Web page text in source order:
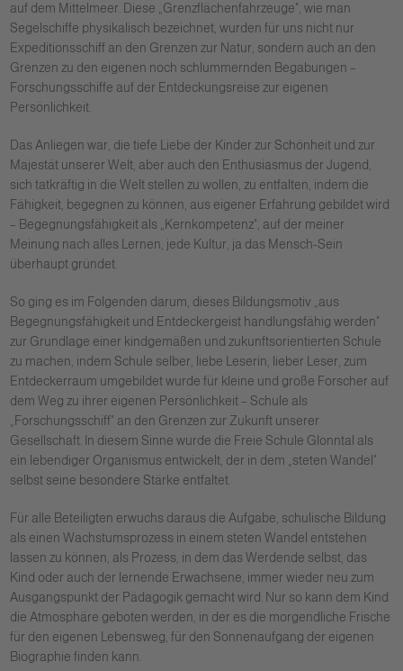
auf dem Mittelmeer. Diese „Grenzflächenfahrzeuge", wie man
Segelschiffe physikalisch bezeichnet, wurden für uns nicht nur
Expeditionsschiff an den Grenzen zur Natur, sondern auch an den
Grenzen zu den eigenen noch schlummernden Begabungen –
Forschungsschiffe auf der Entdeckungsreise zur eigenen
Persönlichkeit.
Das Anliegen war, die tiefe Liebe der Kinder zur Schönheit und zur
Majestät unserer Welt, aber auch den Enthusiasmus der Jugend,
sich tatkräftig in die Welt stellen zu wollen, zu entfalten, indem die
Fähigkeit, begegnen zu können, aus eigener Erfahrung gebildet wird
– Begegnungsfähigkeit als „Kernkompetenz", auf der meiner
Meinung nach alles Lernen, jede Kultur, ja das Mensch-Sein
überhaupt gründet.
So ging es im Folgenden darum, dieses Bildungsmotiv „aus
Begegnungsfähigkeit und Entdeckergeist handlungsfähig werden"
zur Grundlage einer kindgemäßen und zukunftsorientierten Schule
zu machen, indem Schule selber, liebe Leserin, lieber Leser, zum
Entdeckerraum umgebildet wurde für kleine und große Forscher auf
dem Weg zu ihrer eigenen Persönlichkeit – Schule als
„Forschungsschiff" an den Grenzen zur Zukunft unserer
Gesellschaft. In diesem Sinne wurde die Freie Schule Glonntal als
ein lebendiger Organismus entwickelt, der in dem „steten Wandel"
selbst seine besondere Stärke entfaltet.
Für alle Beteiligten erwuchs daraus die Aufgabe, schulische Bildung
als einen Wachstumsprozess in einem steten Wandel entstehen
lassen zu können, als Prozess, in dem das Werdende selbst, das
Kind oder auch der lernende Erwachsene, immer wieder neu zum
Ausgangspunkt der Pädagogik gemacht wird. Nur so kann dem Kind
die Atmosphäre geboten werden, in der es die morgendliche Frische
für den eigenen Lebensweg, für den Sonnenaufgang der eigenen
Biographie finden kann.